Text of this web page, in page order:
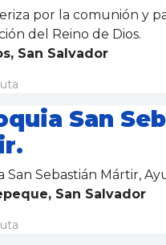
por la comunión y
del Reino de Dios.
San Salvador
San
San Sebastián Mártir,
San Salvador